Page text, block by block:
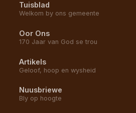
Tuisblad
Welkom by ons gemeente
Oor Ons
170 Jaar van God se trou
Artikels
Geloof, hoop en wysheid
Nuusbriewe
Bly op hoogte